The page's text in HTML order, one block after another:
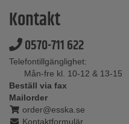
Kontakt
0570-711 622
Telefontillgänglighet:
Mån-fre kl. 10-12 & 13-15
Beställ via fax
Mailorder
order@esska.se
Kontaktformulär